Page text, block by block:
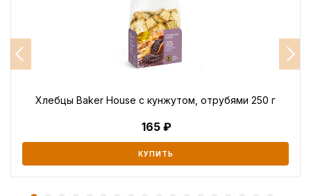
Хлебцы Baker House с кунжутом, отрубями 250 г
165
КУПИТЬ